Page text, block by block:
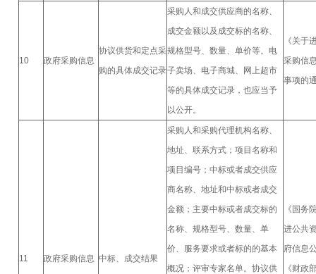
10 政府采购信息
协议供货和定点采
购的具体成交记录
采购人和成交供应商的名称、
成交金额以及成交标的名称、
规格型号、数量、单价等。电
子卖场、电子商城、网上超市
等的具体成交记录，也应当予
以公开。
《关于
采购信
事项的
11 政府采购信息 中标、成交结果
采购人和采购代理机构名称、
地址、联系方式；项目名称和
项目编号；中标或者成交供应
商名称、地址和中标或者成交
金额；主要中标或者成交标的
名称、规格型号、数量、单
价、服务要求或者标的的基本
概况；评审专家名单。协议供
《国务
进公共
府信息
《财政